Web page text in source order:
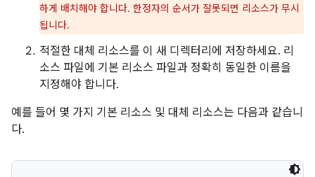
하게 배치해야 합니다. 한정자의 순서가 잘못되면 리소스가 무시
됩니다.
적절한 대체 리소스를 이 새 디렉터리에 저장하세요. 리
소스 파일에 기본 리소스 파일과 정확히 동일한 이름을
지정해야 합니다.
예를 들어 몇 가지 기본 리소스 및 대체 리소스는 다음과 같습니
다.